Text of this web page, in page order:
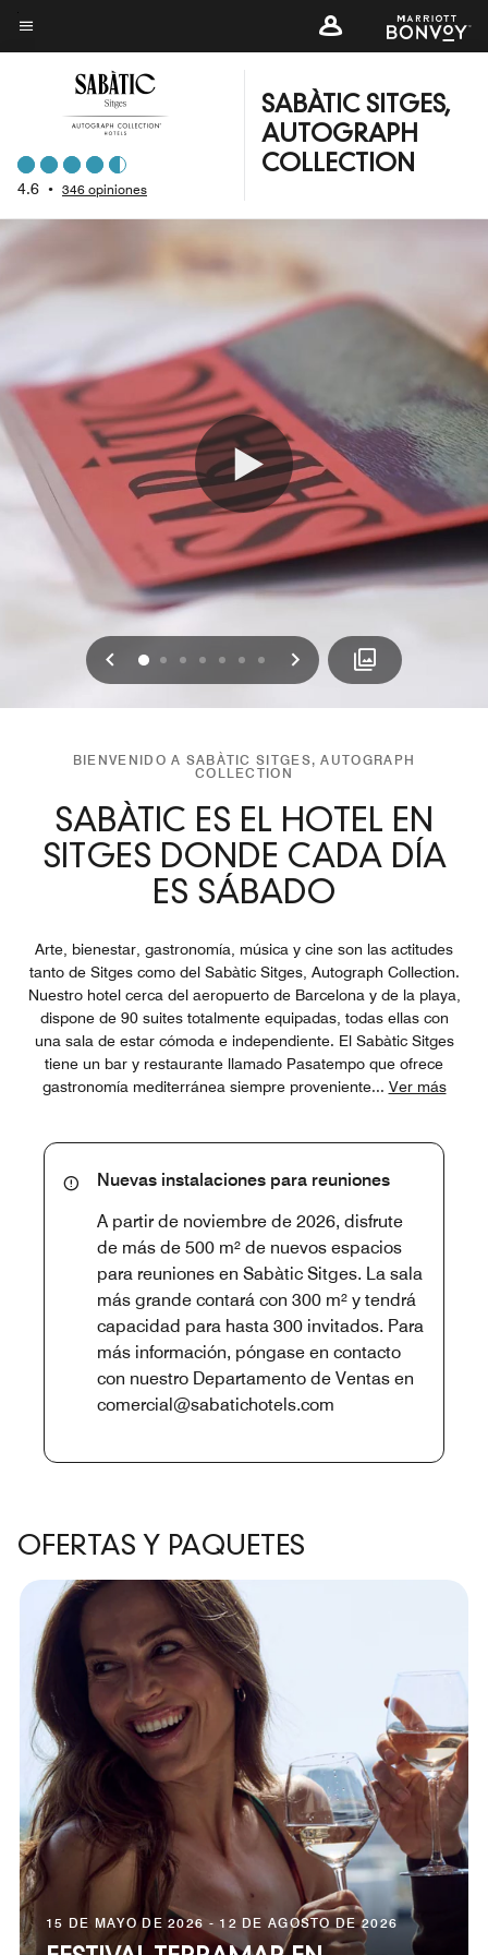
Skip
toTexto del menú
4.6 • 346 opiniones
SABÀTIC SITGES,
AUTOGRAPH
COLLECTION
Anterior
0 1 2 3 4 5 6 Siguiente
BIENVENIDO A SABÀTIC SITGES, AUTOGRAPH
COLLECTION
SABÀTIC ES EL HOTEL EN
SITGES DONDE CADA DÍA
ES SÁBADO
Arte, bienestar, gastronomía, música y cine son las actitudes
tanto de Sitges como del Sabàtic Sitges, Autograph Collection.
Nuestro hotel cerca del aeropuerto de Barcelona y de la playa,
dispone de 90 suites totalmente equipadas, todas ellas con
una sala de estar cómoda e independiente. El Sabàtic Sitges
tiene un bar y restaurante llamado Pasatempo que ofrece
gastronomía mediterránea siempre proveniente... Ver más
Nuevas instalaciones para reuniones
A partir de noviembre de 2026, disfrute
de más de 500 m² de nuevos espacios
para reuniones en Sabàtic Sitges. La sala
más grande contará con 300 m² y tendrá
capacidad para hasta 300 invitados. Para
más información, póngase en contacto
con nuestro Departamento de Ventas en
comercial@sabatichotels.com
OFERTAS Y PAQUETES
15 DE MAYO DE 2026 - 12 DE AGOSTO DE 2026